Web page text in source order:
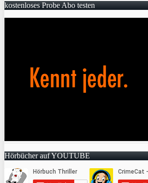
kostenloses Probe Abo testen
Hörbücher auf YOUTUBE